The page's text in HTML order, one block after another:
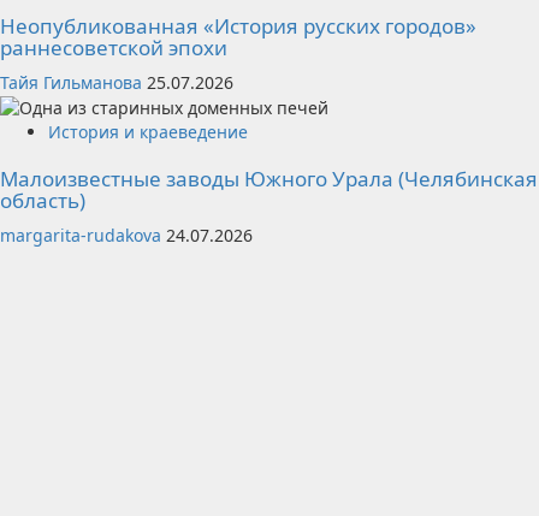
Неопубликованная «История русских городов»
раннесоветской эпохи
Тайя Гильманова 25.07.2026
История и краеведение
Малоизвестные заводы Южного Урала (Челябинская
область)
margarita-rudakova 24.07.2026